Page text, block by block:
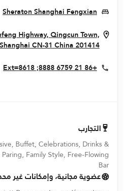
Sheraton Shanghai Fengxian
Highway, Qingcun Town,
ShanghaiCN-31China201414
+86 21 6759 8888; Ext=8618
التجارب
Buffet, Celebrations, Drinks &
Bar
عضوية مجانية، وإمكانات غير